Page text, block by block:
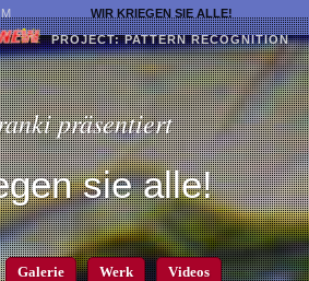
Image 02
WIR KRIEGEN SIE ALLE!
PROJECT: PATTERN RECOGNITION
präsentiert
sie alle!
Galerie Werk Videos